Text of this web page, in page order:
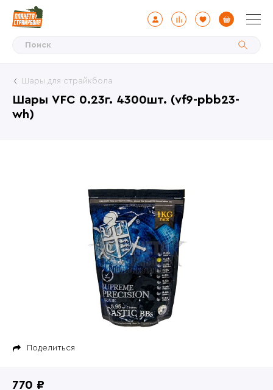
Шары VFC 0.23г. 4300шт. (vf9-pbb23-
wh)
Шары для страйкбола
Поделиться
770 ₽